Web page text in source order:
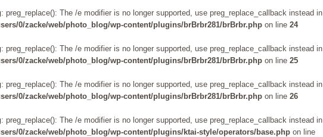
: preg_replace(): The /e modifier is no longer supported, use preg_replace_callback instead in
0/zacke/web/photo_blog/wp-content/plugins/brBrbr281/brBrbr.php on line 24
: preg_replace(): The /e modifier is no longer supported, use preg_replace_callback instead in
0/zacke/web/photo_blog/wp-content/plugins/brBrbr281/brBrbr.php on line 25
: preg_replace(): The /e modifier is no longer supported, use preg_replace_callback instead in
0/zacke/web/photo_blog/wp-content/plugins/brBrbr281/brBrbr.php on line 26
: preg_replace(): The /e modifier is no longer supported, use preg_replace_callback instead in
0/zacke/web/photo_blog/wp-content/plugins/ktai-style/operators/base.php on line